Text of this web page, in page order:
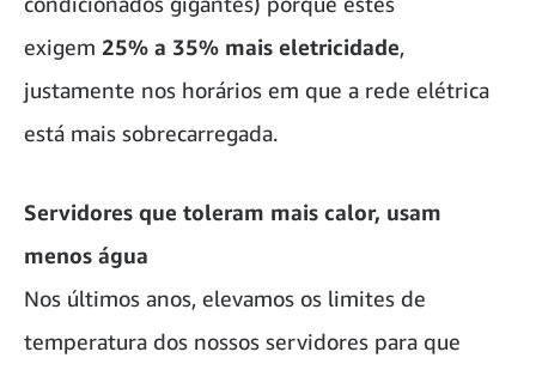
exigem 25% a 35% mais eletricidade,
justamente nos horários em que a rede elétrica
está mais sobrecarregada.
Servidores que toleram mais calor, usam
menos água
Nos últimos anos, elevamos os limites de
temperatura dos nossos servidores para que